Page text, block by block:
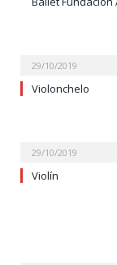
29/10/2019
Violonchelo
29/10/2019
Violín